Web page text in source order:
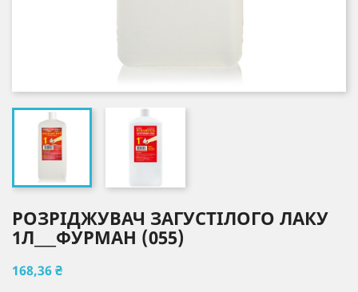
РОЗРІДЖУВАЧ ЗАГУСТІЛОГО ЛАКУ
1Л___ФУРМАН (055)
168,36 ₴